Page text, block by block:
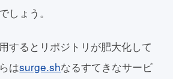
しょう。
するとリポジトリが肥大化して
はsurge.shなるすてきなサービ